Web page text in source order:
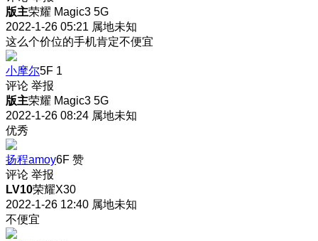
版主荣耀 Magic3 5G
2022-1-26 05:21 属地未知
这么个价位的手机肯定不便宜
小摩尔5F 1
评论 举报
版主荣耀 Magic3 5G
2022-1-26 08:24 属地未知
优秀
扬程amoy6F 赞
评论 举报
LV10荣耀X30
2022-1-26 12:40 属地未知
不便宜